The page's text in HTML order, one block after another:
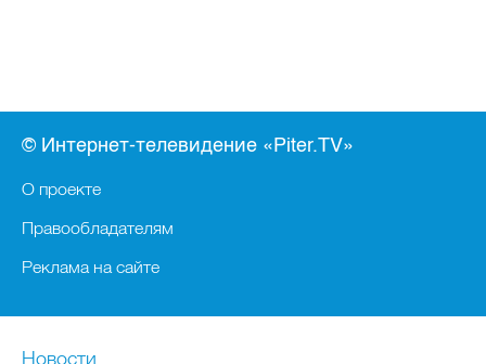
© Интернет-телевидение «Piter.TV»
О проекте
Правообладателям
Реклама на сайте
Новости